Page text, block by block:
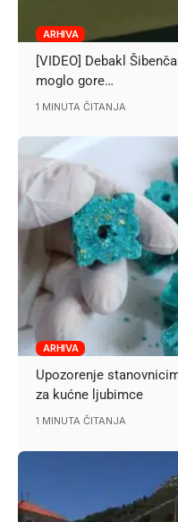
ARHIVA
[VIDEO] Debakl
moglo gore…
1 MINUTA ČITANJA
ARHIVA
Upozorenje
za kućne ljubimce
1 MINUTA ČITANJA